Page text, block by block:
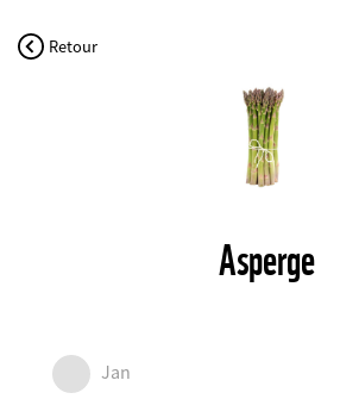
Retour
Asperge
Jan